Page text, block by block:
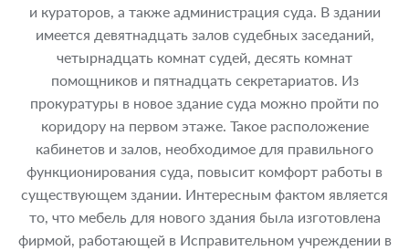
и кураторов, а также администрация суда. В здании
имеется девятнадцать залов судебных заседаний,
четырнадцать комнат судей, десять комнат
помощников и пятнадцать секретариатов. Из
прокуратуры в новое здание суда можно пройти по
коридору на первом этаже. Такое расположение
кабинетов и залов, необходимое для правильного
функционирования суда, повысит комфорт работы в
существующем здании. Интересным фактом является
то, что мебель для нового здания была изготовлена
фирмой, работающей в Исправительном учреждении в